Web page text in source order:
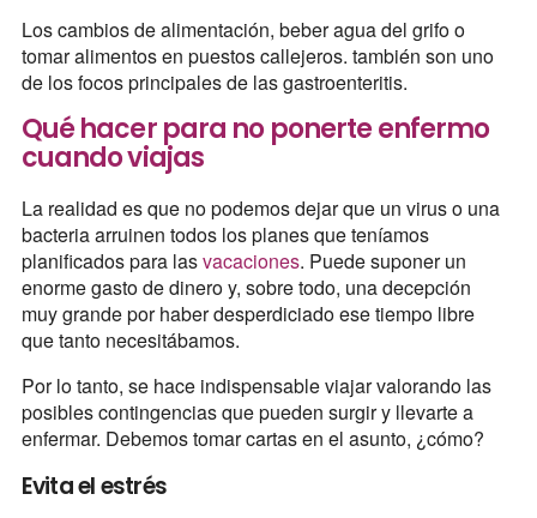
Los cambios de alimentación, beber agua del grifo o
tomar alimentos en puestos callejeros. también son uno
de los focos principales de las gastroenteritis.
Qué hacer para no ponerte enfermo
cuando viajas
La realidad es que no podemos dejar que un virus o una
bacteria arruinen todos los planes que teníamos
planificados para lasvacaciones. Puede suponer un
enorme gasto de dinero y, sobre todo, una decepción
muy grande por haber desperdiciado ese tiempo libre
que tanto necesitábamos.
Por lo tanto, se hace indispensable viajar valorando las
posibles contingencias que pueden surgir y llevarte a
enfermar. Debemos tomar cartas en el asunto, ¿cómo?
Evita el estrés